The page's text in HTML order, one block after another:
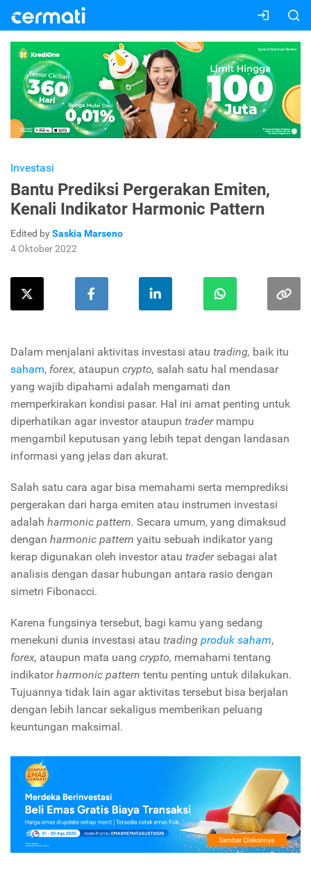
Investasi
Bantu Prediksi Pergerakan Emiten,
Kenali Indikator Harmonic Pattern
Edited bySaskia Marseno
4 Oktober 2022
Dalam menjalani aktivitas investasi atau trading, baik itu
saham, forex, ataupun crypto, salah satu hal mendasar
yang wajib dipahami adalah mengamati dan
memperkirakan kondisi pasar. Hal ini amat penting untuk
diperhatikan agar investor ataupun trader mampu
mengambil keputusan yang lebih tepat dengan landasan
informasi yang jelas dan akurat.
Salah satu cara agar bisa memahami serta memprediksi
pergerakan dari harga emiten atau instrumen investasi
adalah harmonic pattern. Secara umum, yang dimaksud
dengan harmonic pattern yaitu sebuah indikator yang
kerap digunakan oleh investor atau tradersebagai alat
analisis dengan dasar hubungan antara rasio dengan
simetri Fibonacci.
Karena fungsinya tersebut, bagi kamu yang sedang
menekuni dunia investasi atau trading produk saham,
forex, ataupun mata uang crypto, memahami tentang
indikatorharmonic pattern tentu penting untuk dilakukan.
Tujuannya tidak lain agar aktivitas tersebut bisa berjalan
dengan lebih lancar sekaligus memberikan peluang
keuntungan maksimal.